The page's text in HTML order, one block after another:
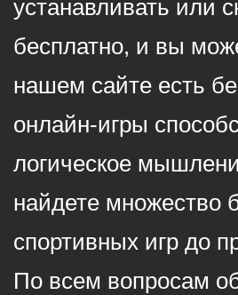
устанавливать или
бесплатно, и вы
нашем сайте есть
онлайн-игры
логическое
найдете множество
спортивных игр до
По всем вопросам